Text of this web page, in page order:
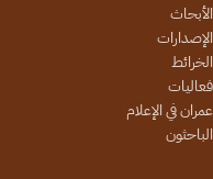
الأبحاث
الإصدارات
الخرائط
فعاليات
عمران في الإعلام
الباحثون